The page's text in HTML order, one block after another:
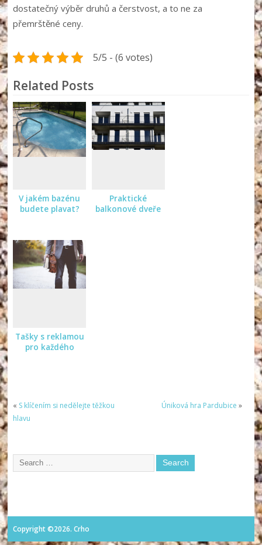
dostatečný výběr druhů a čerstvost, a to ne za
přemrštěné ceny.
5/5 - (6 votes)
Related Posts
V jakém bazénu
budete plavat?
Praktické
balkonové dveře
Tašky s reklamou
pro každého
« S klíčením si nedělejte těžkou
hlavu
Úniková hra Pardubice »
Copyright ©2026. Crho